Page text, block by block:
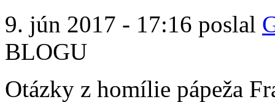
9. jún 2017 - 17:16 poslal
BLOGU
Otázky z homílie pápeža